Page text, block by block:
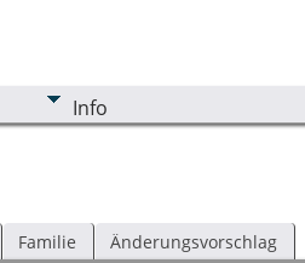
Info
Familie Änderungsvorschlag